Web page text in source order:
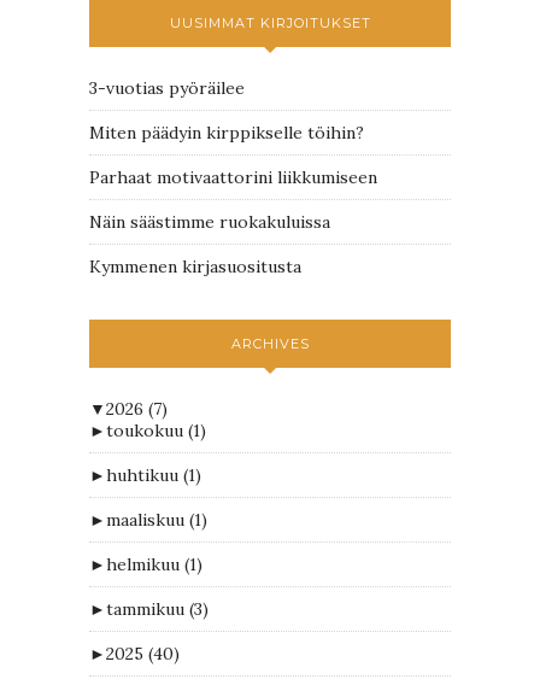
UUSIMMAT KIRJOITUKSET
3-vuotias pyöräilee
Miten päädyin kirppikselle töihin?
Parhaat motivaattorini liikkumiseen
Näin säästimme ruokakuluissa
Kymmenen kirjasuositusta
ARCHIVES
▼2026 (7)
►toukokuu (1)
►huhtikuu (1)
►maaliskuu (1)
►helmikuu (1)
►tammikuu (3)
►2025 (40)